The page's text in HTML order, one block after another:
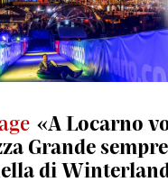
«A Locarno
Grande
di